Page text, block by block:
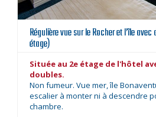
Régulière vue sur le Rocher et l’île
étage)
Située au 2e étage de l'hôtel
doubles.
Non fumeur. Vue mer, île
escalier à monter ni à descendre
chambre.